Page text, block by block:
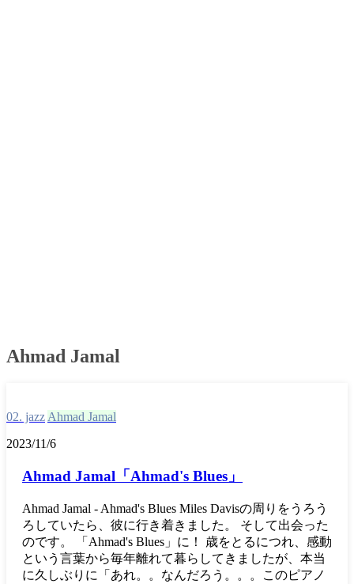
Ahmad Jamal
02. jazz Ahmad Jamal
2023/11/6
Ahmad Jamal「Ahmad's Blues」
Ahmad Jamal - Ahmad's Blues Miles Davisの周りをうろう
ろしていたら、彼に行き着きました。 そして出会った
のです。 「Ahmad's Blues」に！ 歳をとるにつれ、感動
という言葉から毎年離れて暮らしてきましたが、本当
に久しぶりに「あれ。。なんだろう。。。このピアノ